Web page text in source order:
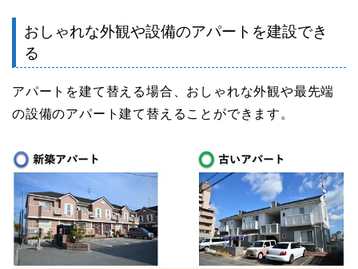
おしゃれな外観や設備のアパートを建設でき
る
アパートを建て替える場合、おしゃれな外観や最先端
の設備のアパート建て替えることができます。